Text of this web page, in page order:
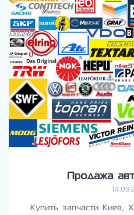
Продажа
Купить запчасти Киев,